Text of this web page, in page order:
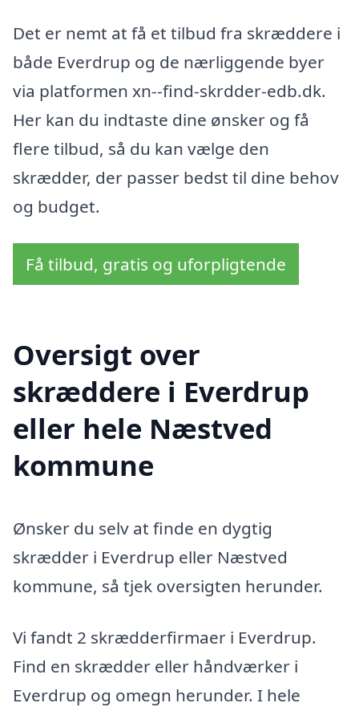
Det er nemt at få et tilbud fra skræddere i
både Everdrup og de nærliggende byer
via platformen xn--find-skrdder-edb.dk.
Her kan du indtaste dine ønsker og få
flere tilbud, så du kan vælge den
skrædder, der passer bedst til dine behov
og budget.
Få tilbud, gratis og uforpligtende
Oversigt over
skræddere i Everdrup
eller hele Næstved
kommune
Ønsker du selv at finde en dygtig
skrædder i Everdrup eller Næstved
kommune, så tjek oversigten herunder.
Vi fandt 2 skrædderfirmaer i Everdrup.
Find en skrædder eller håndværker i
Everdrup og omegn herunder. I hele